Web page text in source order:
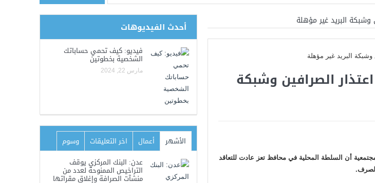
وشبكة البريد غير مؤهلة
الصرافين وشبكة
أن السلطة المحلية في محافظ تعز عادت للتعاقد
أحدث الفيديوهات
فيديو: كيف تحمي حساباتك
الشخصية بخطوتين
مارس 22, 2024
الأشهر أعمال اخر التعليقات
وسوم
عدن: البنك المركزي يوقف
التراخيص الممنوحة لعدد من
منشآت الصرافة وإغلاق مقراتها